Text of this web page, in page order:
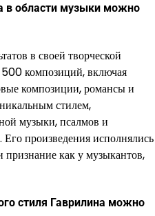
в области музыки можно
в своей творческой
500 композиций, включая
композиции, романсы и
стилем,
музыки, псалмов и
произведения исполнялись
признание как у музыкантов,
стиля Гаврилина можно